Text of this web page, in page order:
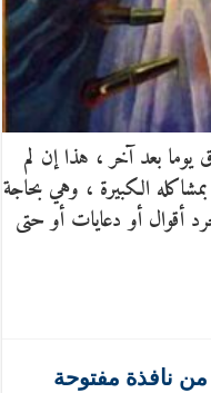
يوما بعد آخر ، هذا إن لم
الكبيرة ، وهي بحاجة
أقوال أو دعايات أو حتى
من نافذة مفتوحة